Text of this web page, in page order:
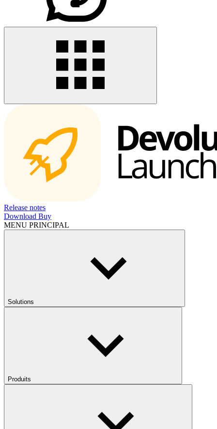
Release notes
Download Buy
MENU PRINCIPAL
Solutions
Produits